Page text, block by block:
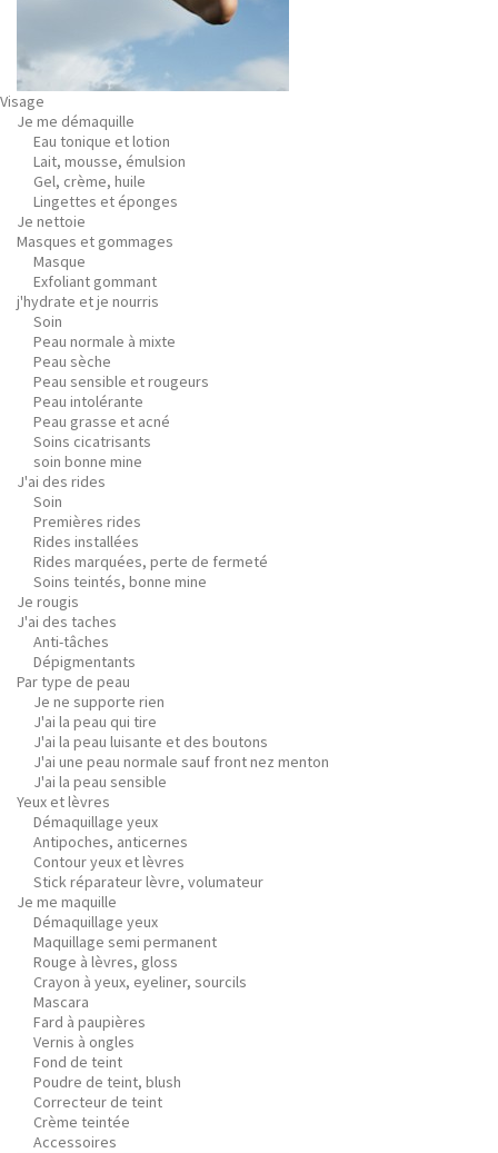
Visage
Je me démaquille
Eau tonique et lotion
Lait, mousse, émulsion
Gel, crème, huile
Lingettes et éponges
Je nettoie
Masques et gommages
Masque
Exfoliant gommant
j'hydrate et je nourris
Soin
Peau normale à mixte
Peau sèche
Peau sensible et rougeurs
Peau intolérante
Peau grasse et acné
Soins cicatrisants
soin bonne mine
J'ai des rides
Soin
Premières rides
Rides installées
Rides marquées, perte de fermeté
Soins teintés, bonne mine
Je rougis
J'ai des taches
Anti-tâches
Dépigmentants
Par type de peau
Je ne supporte rien
J'ai la peau qui tire
J'ai la peau luisante et des boutons
J'ai une peau normale sauf front nez menton
J'ai la peau sensible
Yeux et lèvres
Démaquillage yeux
Antipoches, anticernes
Contour yeux et lèvres
Stick réparateur lèvre, volumateur
Je me maquille
Démaquillage yeux
Maquillage semi permanent
Rouge à lèvres, gloss
Crayon à yeux, eyeliner, sourcils
Mascara
Fard à paupières
Vernis à ongles
Fond de teint
Poudre de teint, blush
Correcteur de teint
Crème teintée
Accessoires